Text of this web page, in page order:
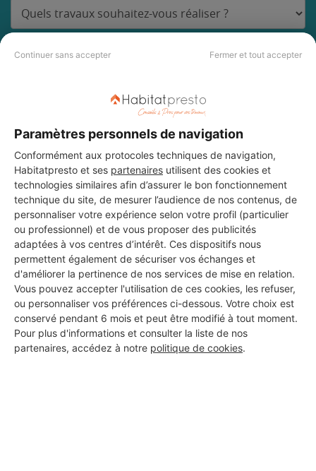
Continuer sans accepter Fermer et tout accepter
Paramètres personnels de navigation
Conformément aux protocoles techniques de navigation,
Habitatpresto et ses partenaires utilisent des cookies et
technologies similaires afin d’assurer le bon fonctionnement
technique du site, de mesurer l’audience de nos contenus, de
personnaliser votre expérience selon votre profil (particulier
ou professionnel) et de vous proposer des publicités
adaptées à vos centres d’intérêt. Ces dispositifs nous
permettent également de sécuriser vos échanges et
d'améliorer la pertinence de nos services de mise en relation.
Vous pouvez accepter l'utilisation de ces cookies, les refuser,
ou personnaliser vos préférences ci-dessous. Votre choix est
conservé pendant 6 mois et peut être modifié à tout moment.
Pour plus d'informations et consulter la liste de nos
partenaires, accédez à notre politique de cookies.
Aucun autre professionnel disponible dans cette zone